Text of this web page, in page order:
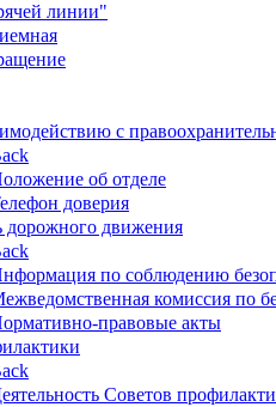
линии"
с
об отделе
доверия
дорожного движения
по соблюдению
комиссия по
правовые акты
Советов